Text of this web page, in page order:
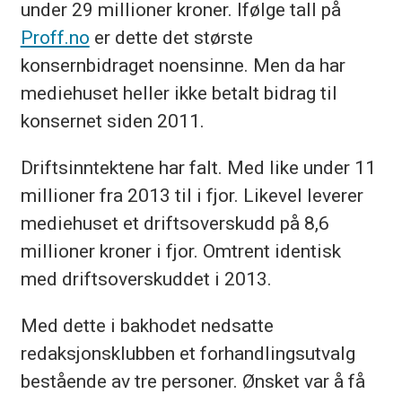
under 29 millioner kroner. Ifølge tall på
Proff.no er dette det største
konsernbidraget noensinne. Men da har
mediehuset heller ikke betalt bidrag til
konsernet siden 2011.
Driftsinntektene har falt. Med like under 11
millioner fra 2013 til i fjor. Likevel leverer
mediehuset et driftsoverskudd på 8,6
millioner kroner i fjor. Omtrent identisk
med driftsoverskuddet i 2013.
Med dette i bakhodet nedsatte
redaksjonsklubben et forhandlingsutvalg
bestående av tre personer. Ønsket var å få